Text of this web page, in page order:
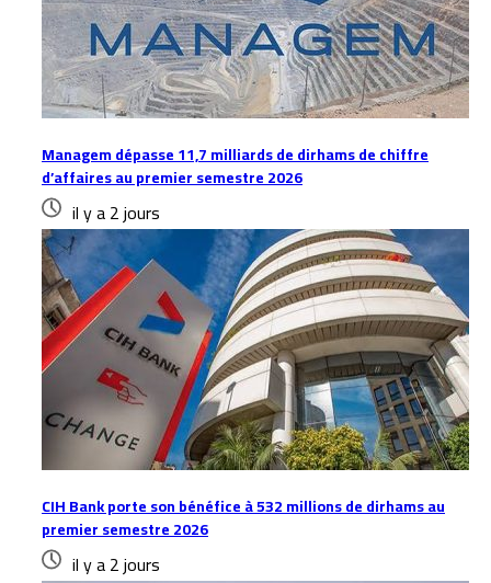
Managem dépasse 11,7 milliards de dirhams de chiffre
d’affaires au premier semestre 2026
il y a 2 jours
CIH Bank porte son bénéfice à 532 millions de dirhams au
premier semestre 2026
il y a 2 jours